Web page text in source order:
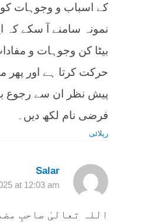
کے اسباب و وجوہات کو
نمونہ سامنے آ سکے کہ
بیٹا کن وجوہات و
حرکت کرتا ہے اور پھر
پیش نظر ان سے رجوع
فرضی نام لکھ دیں۔
رپلائی
Salar
at 12:03 am
اللہ تعالیٰ صاحبِ